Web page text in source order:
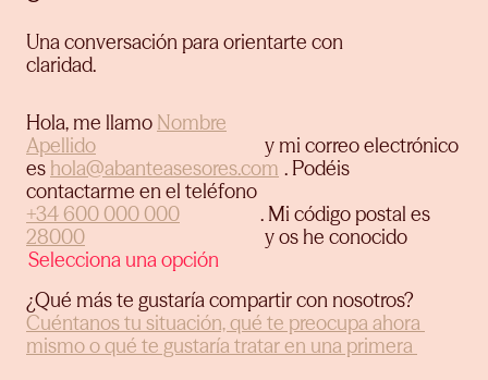
Una conversación para orientarte con
claridad.
Hola, me llamo
y mi correo electrónico
es
. Podéis
contactarme en el teléfono
. Mi código postal es
y os he conocido
¿Qué más te gustaría compartir con nosotros?